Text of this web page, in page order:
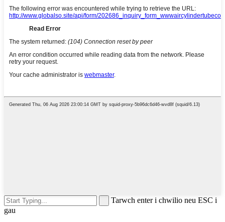
Tarwch enter i chwilio neu ESC i
gau